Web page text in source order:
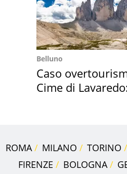
Belluno
Caso
Cime di
ROMA MILANO TORINO
FIRENZE
BOLOGNA